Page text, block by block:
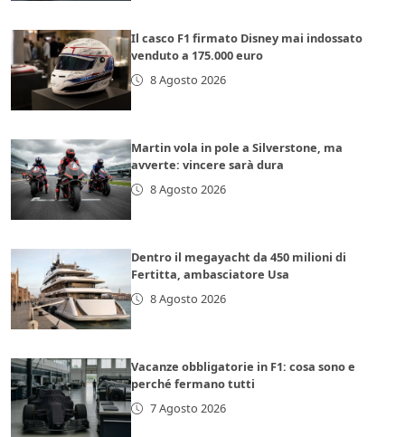
Il casco F1 firmato Disney mai indossato
venduto a 175.000 euro
8 Agosto 2026
Martin vola in pole a Silverstone, ma
avverte: vincere sarà dura
8 Agosto 2026
Dentro il megayacht da 450 milioni di
Fertitta, ambasciatore Usa
8 Agosto 2026
Vacanze obbligatorie in F1: cosa sono e
perché fermano tutti
7 Agosto 2026